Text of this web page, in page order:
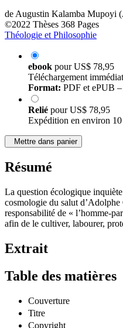
deAugustin Kalamba Mupoyi
©2022 Thèses 368 Pages
Théologie et Philosophie
ebook pourUS$ 78,95
Téléchargement
Format: PDF et ePUB –
Relié pourUS$ 78,95
Expédition en environ
Mettre dans panier
Résumé
La question écologique
cosmologie du salut
responsabilité de « l’homme-
afin de le cultiver, labourer,
Extrait
Table des matières
Couverture
Titre
Copyright